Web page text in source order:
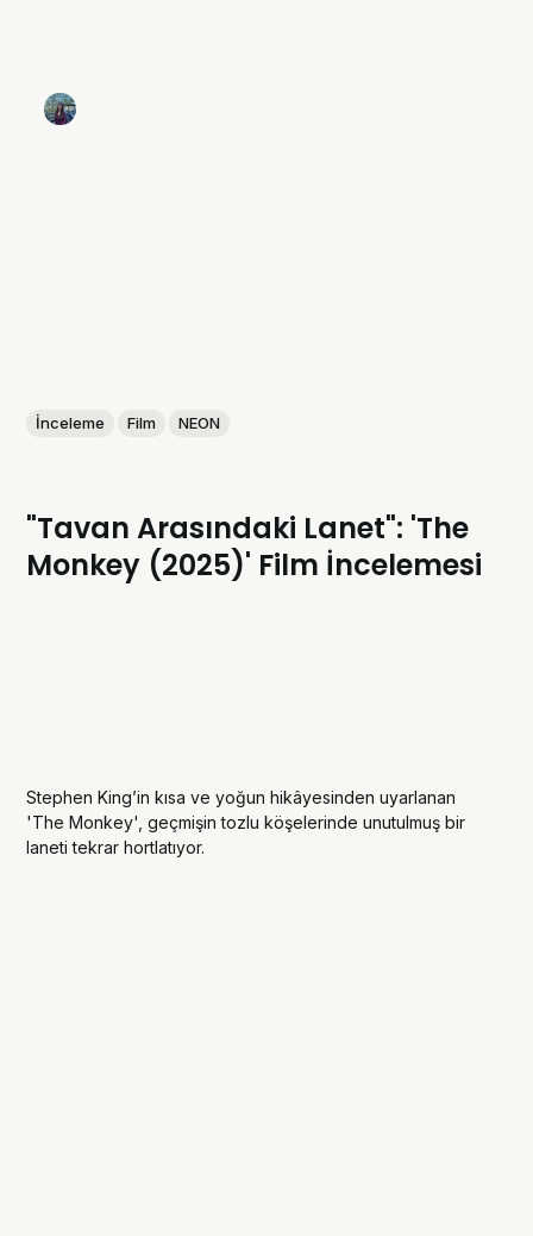
İnceleme Film NEON
"Tavan Arasındaki Lanet": 'The
Monkey (2025)' Film İncelemesi
Stephen King’in kısa ve yoğun hikâyesinden uyarlanan
'The Monkey', geçmişin tozlu köşelerinde unutulmuş bir
laneti tekrar hortlatıyor.